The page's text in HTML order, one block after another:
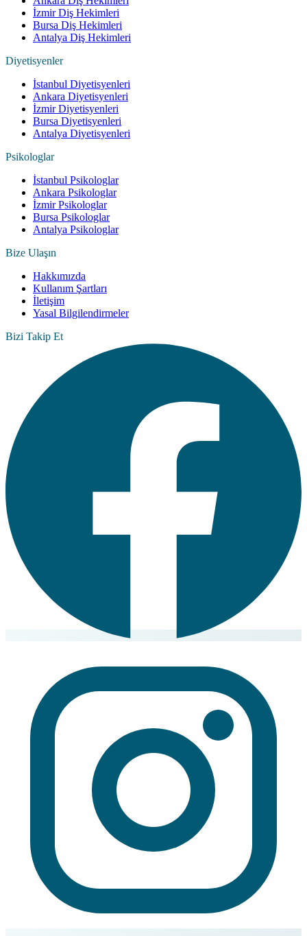
İzmir Diş Hekimleri
Bursa Diş Hekimleri
Antalya Diş Hekimleri
Diyetisyenler
İstanbul Diyetisyenleri
Ankara Diyetisyenleri
İzmir Diyetisyenleri
Bursa Diyetisyenleri
Antalya Diyetisyenleri
Psikologlar
İstanbul Psikologlar
Ankara Psikologlar
İzmir Psikologlar
Bursa Psikologlar
Antalya Psikologlar
Bize Ulaşın
Hakkımızda
Kullanım Şartları
İletişim
Yasal Bilgilendirmeler
Bizi Takip Et